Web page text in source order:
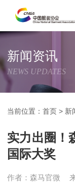
新闻资讯
NEWS UPDATES
当前位置：首页 > 新
实力出圈！
国际大奖
作者：森马官微